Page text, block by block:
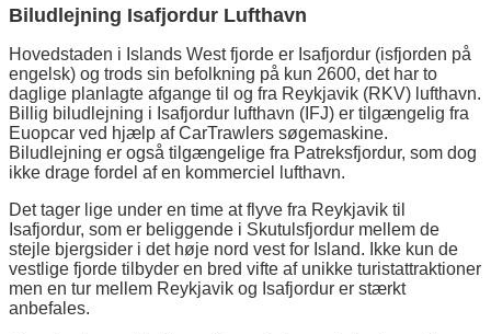
Biludlejning Isafjordur Lufthavn
Hovedstaden i Islands West fjorde er Isafjordur (isfjorden på
engelsk) og trods sin befolkning på kun 2600, det har to
daglige planlagte afgange til og fra Reykjavik (RKV) lufthavn.
Billig biludlejning i Isafjordur lufthavn (IFJ) er tilgængelig fra
Euopcar ved hjælp af CarTrawlers søgemaskine.
Biludlejning er også tilgængelige fra Patreksfjordur, som dog
ikke drage fordel af en kommerciel lufthavn.
Det tager lige under en time at flyve fra Reykjavik til
Isafjordur, som er beliggende i Skutulsfjordur mellem de
stejle bjergsider i det høje nord vest for Island. Ikke kun de
vestlige fjorde tilbyder en bred vifte af unikke turistattraktioner
men en tur mellem Reykjavik og Isafjordur er stærkt
anbefales.